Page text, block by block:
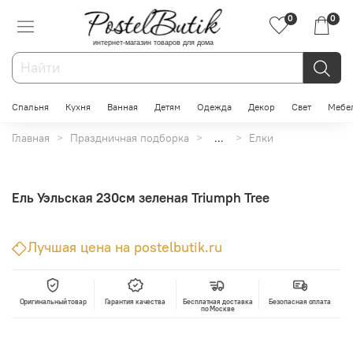
интернет-магазин товаров для дома
0 0
Спальня Кухня Ванная Детям Одежда Декор Свет
Главная Праздничная подборка ... Елки
Ель Уэльская 230см зеленая Triumph Tree
Лучшая цена на postelbutik.ru
Оригинальный товар Гарантия качества
Бесплатная доставка
по Москве
Безопасная оплата